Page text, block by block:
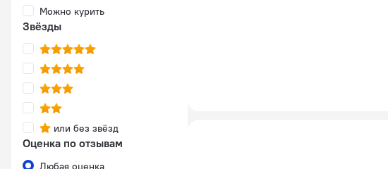
Можно курить
Звёзды
или без звёзд
Оценка по отзывам
Любая оценка